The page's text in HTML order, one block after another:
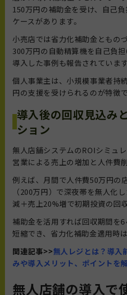
150万円の補助金を受け、自己
ケースがあります。
小売店では省力化補助金ともの
300万円の自動精算機を自己負
導入した事例も報告されています
個人事業主は、小規模事業者持
円の支援を受けられるのが特徴で
導入後の回収見込み
ション
無人店舗システムのROIシミュ
営業による売上の増加と人件費
例えば、月間で人件費50万円の
（200万円）で深夜帯を無人化
減＋売上20%増で初期投資の回
補助金を活用すれば回収期間を
短縮でき、省力化補助金適用時
関連記事>>無人レジとは？導入
みや導入メリット、ポイントを
無人店舗の導入で